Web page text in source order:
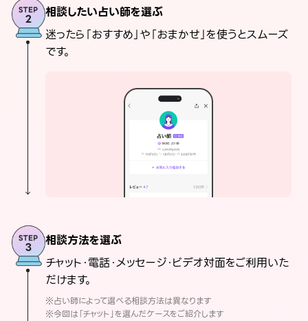
相談したい占い師を選ぶ
迷ったら「おすすめ」や「おまかせ」を使うとスムーズ
です。
相談方法を選ぶ
チャット・電話・メッセージ・ビデオ対面をご利用いた
だけます。
※占い師によって選べる相談方法は異なります
※今回は「チャット」を選んだケースをご紹介します